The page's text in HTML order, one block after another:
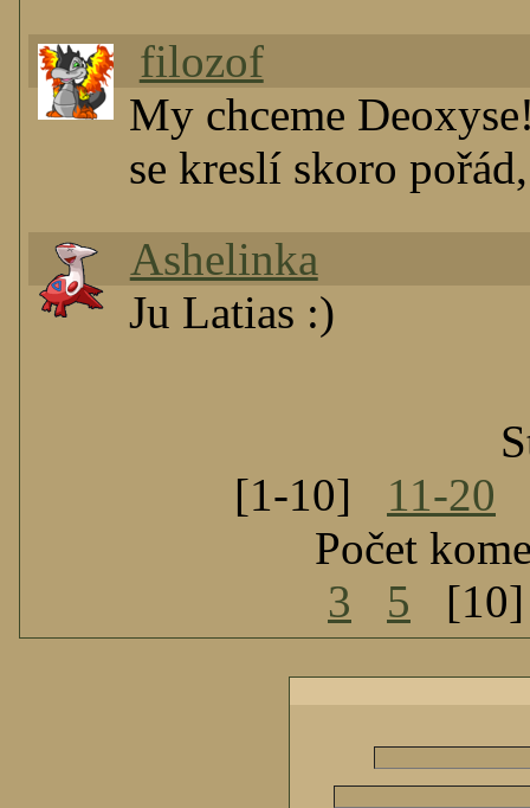
filozof
My chceme
se kreslí skoro
Ashelinka
Ju Latias :)
[1-10] 11-20
Počet
3
5